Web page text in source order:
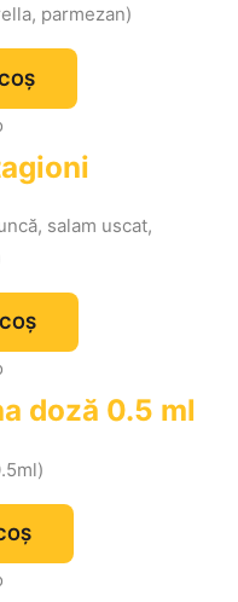
parmezan)
salam uscat,
doză 0.5 ml